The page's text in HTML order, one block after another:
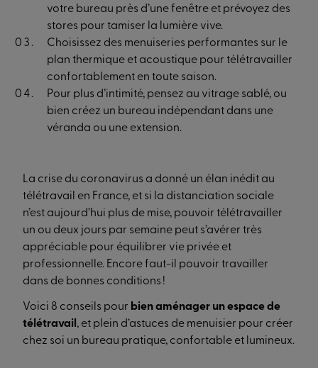
votre bureau près d’une fenêtre et prévoyez des
stores pour tamiser la lumière vive.
Choisissez des menuiseries performantes sur le
plan thermique et acoustique pour télétravailler
confortablement en toute saison.
Pour plus d’intimité, pensez au vitrage sablé, ou
bien créez un bureau indépendant dans une
véranda ou une extension.
La crise du coronavirus a donné un élan inédit au
télétravail en France, et si la distanciation sociale
n’est aujourd’hui plus de mise, pouvoir télétravailler
un ou deux jours par semaine peut s’avérer très
appréciable pour équilibrer vie privée et
professionnelle. Encore faut-il pouvoir travailler
dans de bonnes conditions !
Voici 8 conseils pour bien aménager un espace de
télétravail , et plein d’astuces de menuisier pour créer
chez soi un bureau pratique, confortable et lumineux.